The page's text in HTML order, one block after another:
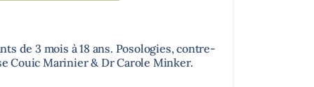
de 3 mois à 18 ans. Posologies, contre-
Couic Marinier & Dr Carole Minker.